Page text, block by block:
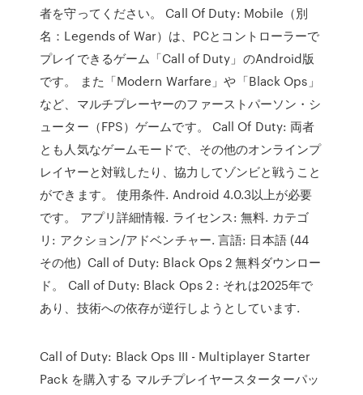
者を守ってください。 Call Of Duty: Mobile（別
名：Legends of War）は、PCとコントローラーで
プレイできるゲーム「Call of Duty」のAndroid版
です。 また「Modern Warfare」や「Black Ops」
など、マルチプレーヤーのファーストパーソン・シ
ューター（FPS）ゲームです。 Call Of Duty: 両者
とも人気なゲームモードで、その他のオンラインプ
レイヤーと対戦したり、協力してゾンビと戦うこと
ができます。 使用条件. Android 4.0.3以上が必要
です。 アプリ詳細情報. ライセンス: 無料. カテゴ
リ: アクション/アドベンチャー. 言語: 日本語 (44
その他) Call of Duty: Black Ops 2 無料ダウンロー
ド。 Call of Duty: Black Ops 2 : それは2025年で
あり、技術への依存が逆行しようとしています.
Call of Duty: Black Ops III - Multiplayer Starter
Pack を購入する マルチプレイヤースターターパッ